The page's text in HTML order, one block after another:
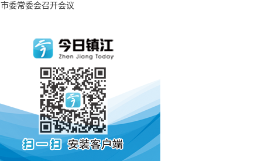
市委常委会召开会议